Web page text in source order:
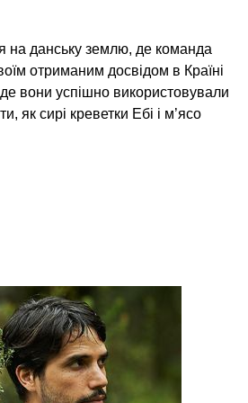
на данську землю, де команда
отриманим досвідом в Країні
вони успішно використовували
як сирі креветки Ебі і м’ясо